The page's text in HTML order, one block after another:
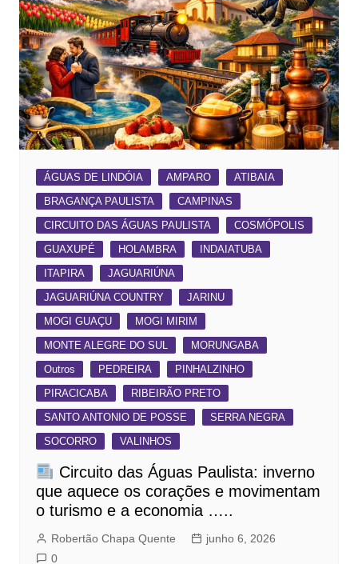
ÁGUAS DE LINDÓIA AMPARO
ATIBAIA
BRAGANÇA PAULISTA
CAMPINAS
CIRCUITO DAS ÁGUAS PAULISTA
COSMÓPOLIS
GUAXUPÉ
HOLAMBRA
INDAIATUBA
ITAPIRA
JAGUARIÚNA
JAGUARIÚNA COUNTRY
JARINU
MOGI GUAÇU
MOGI MIRIM
MONTE ALEGRE DO SUL
MORUNGABA
Outros
PEDREIRA
PINHALZINHO
PIRACICABA
RIBEIRÃO PRETO
SANTO ANTONIO DE POSSE
SERRA NEGRA
SOCORRO
VALINHOS
Circuito das Águas Paulista: inverno
que aquece os corações e movimentam
o turismo e a economia …..
Robertão Chapa Quente
junho 6, 2026
0